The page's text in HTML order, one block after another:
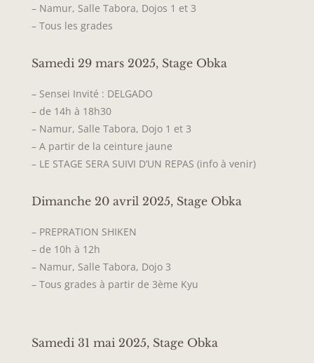
– Namur, Salle Tabora, Dojos 1 et 3
– Tous les grades
Samedi 29 mars 2025, Stage Obka
– Sensei Invité : DELGADO
– de 14h à 18h30
– Namur, Salle Tabora, Dojo 1 et 3
– A partir de la ceinture jaune
– LE STAGE SERA SUIVI D’UN REPAS (info à venir)
Dimanche 20 avril 2025, Stage Obka
– PREPRATION SHIKEN
– de 10h à 12h
– Namur, Salle Tabora, Dojo 3
– Tous grades à partir de 3ème Kyu
Samedi 31 mai 2025, Stage Obka